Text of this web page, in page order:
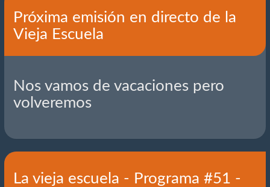
Próxima emisión en directo de la
Vieja Escuela
Nos vamos de vacaciones pero
volveremos
La vieja escuela - Programa #51 -